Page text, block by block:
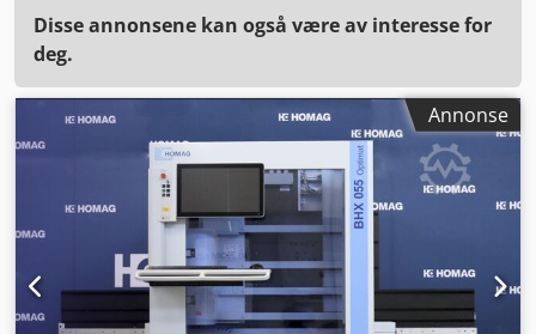
Disse annonsene kan også være av interesse for
deg.
Annonse